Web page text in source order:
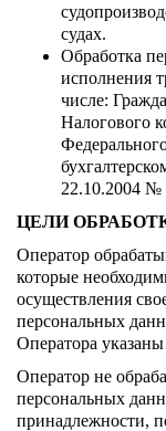
судах.
Обработка
исполнения
числе:
Налогового
22.10.2004
ЦЕЛИ
Оператор
которые
осуществления
персональных
Оператора
Оператор не
персональных
принадлежности,